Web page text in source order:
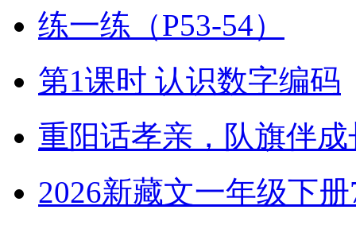
练一练（P53-54）
第1课时 认识数字编码
重阳话孝亲，队旗伴成
2026新藏文一年级下册